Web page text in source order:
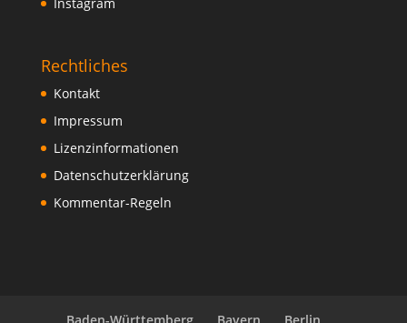
Rechtliches
Kontakt
Impressum
Lizenzinformationen
Datenschutzerklärung
Kommentar-Regeln